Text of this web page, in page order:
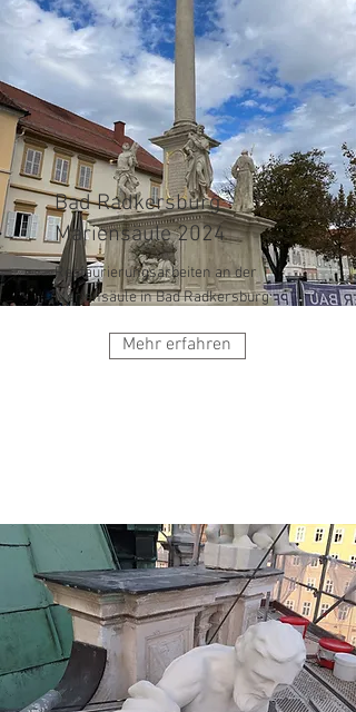
Bad Radkersburg
Mariensäule 2024
Restaurierungsarbeiten an der
Mariensäule in Bad Radkersburg
Mehr erfahren